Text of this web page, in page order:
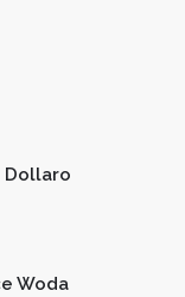
Dollaro
Woda